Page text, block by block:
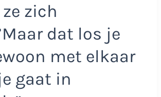
zich
dat los je
met elkaar
gaat in